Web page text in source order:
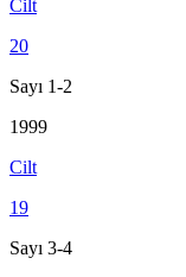
Cilt
20
Sayı 1-2
1999
Cilt
19
Sayı 3-4